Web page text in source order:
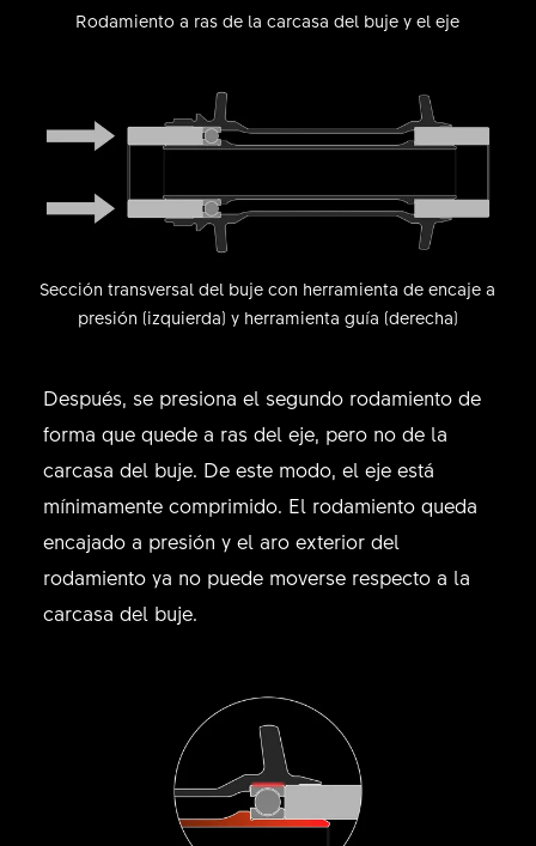
Rodamiento a ras de la carcasa del buje y el eje
Sección transversal del buje con herramienta de encaje a
presión (izquierda) y herramienta guía (derecha)
Después, se presiona el segundo rodamiento de
forma que quede a ras del eje, pero no de la
carcasa del buje. De este modo, el eje está
mínimamente comprimido. El rodamiento queda
encajado a presión y el aro exterior del
rodamiento ya no puede moverse respecto a la
carcasa del buje.